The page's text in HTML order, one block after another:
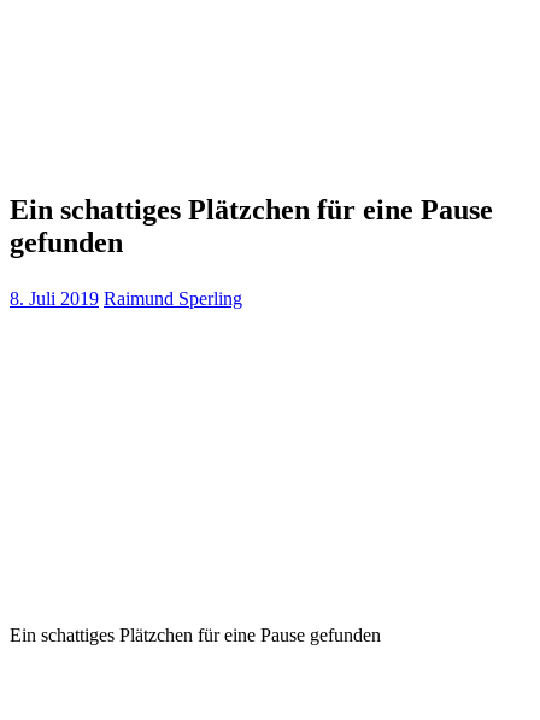
Ein schattiges Plätzchen für eine Pause
gefunden
8. Juli 2019 Raimund Sperling
Ein schattiges Plätzchen für eine Pause gefunden